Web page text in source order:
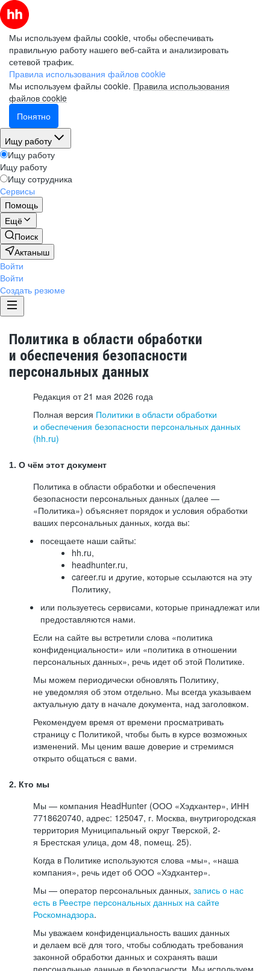
Мы используем файлы cookie, чтобы обеспечивать
правильную работу нашего веб-сайта и анализировать
сетевой трафик.
Правила использования файлов cookie
Мы используем файлы cookie. Правила использования
файлов cookie
Понятно
Ищу работу
Ищу работу
Ищу работу
Ищу сотрудника
Сервисы
Помощь
Ещё
Поиск
Актаныш
Войти
Войти
Создать резюме
Политика в области обработки
и обеспечения безопасности
персональных данных
Редакция от 21 мая 2026 года
Полная версия Политики в области обработки
и обеспечения безопасности персональных данных
(hh.ru)
1. О чём этот документ
Политика в области обработки и обеспечения
безопасности персональных данных (далее —
«Политика») объясняет порядок и условия обработки
ваших персональных данных, когда вы:
посещаете наши сайты:
hh.ru,
headhunter.ru,
career.ru и другие, которые ссылаются на эту
Политику,
или пользуетесь сервисами, которые принадлежат или
предоставляются нами.
Если на сайте вы встретили слова «политика
конфиденциальности» или «политика в отношении
персональных данных», речь идет об этой Политике.
Мы можем периодически обновлять Политику,
не уведомляя об этом отдельно. Мы всегда указываем
актуальную дату в начале документа, над заголовком.
Рекомендуем время от времени просматривать
страницу с Политикой, чтобы быть в курсе возможных
изменений. Мы ценим ваше доверие и стремимся
открыто общаться с вами.
2. Кто мы
Мы — компания HeadHunter (ООО «Хэдхантер», ИНН
7718620740, адрес: 125047, г. Москва, внутригородская
территория Муниципальный округ Тверской, 2-
я Брестская улица, дом 48, помещ. 25).
Когда в Политике используются слова «мы», «наша
компания», речь идет об ООО «Хэдхантер».
Мы — оператор персональных данных, запись о нас
есть в Реестре персональных данных на сайте
Роскомнадзора.
Мы уважаем конфиденциальность ваших данных
и делаем всё для того, чтобы соблюдать требования
законной обработки данных и сохранять ваши
персональные данные в безопасности. Мы используем